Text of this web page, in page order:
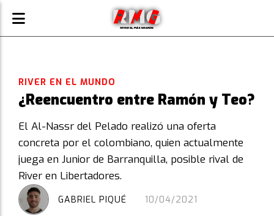
¿Reencuentro entre Ramón y Teo?
El Al-Nassr del Pelado realizó una oferta
concreta por el colombiano, quien actualmente
juega en Junior de Barranquilla, posible rival de
River en Libertadores.
RIVER EN EL MUNDO
10/04/2021
GABRIEL PIQUÉ